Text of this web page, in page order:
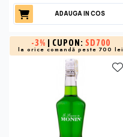
ADAUGA IN COS
-3% | CUPON: SD700
la orice comandă peste 700 lei